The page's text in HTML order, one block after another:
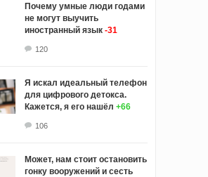
Почему умные люди годами
не могут выучить
иностранный язык -31
120
Я искал идеальный телефон
для цифрового детокса.
Кажется, я его нашёл +66
106
Может, нам стоит остановить
гонку вооружений и сесть